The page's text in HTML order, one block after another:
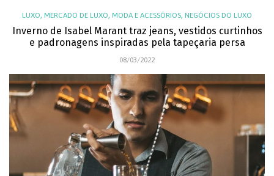
LUXO, MERCADO DE LUXO, MODA E ACESSÓRIOS, NEGÓCIOS DO LUXO
Inverno de Isabel Marant traz jeans, vestidos curtinhos
e padronagens inspiradas pela tapeçaria persa
08/03/2022